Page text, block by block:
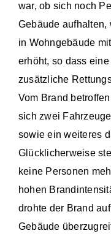
war, ob sich noch
Gebäude aufhalten,
in Wohngebäude
erhöht, so dass
zusätzliche
Vom Brand
sich zwei
sowie ein weiteres
Glücklicherweise
keine Personen
hohen
drohte der Brand
Gebäude